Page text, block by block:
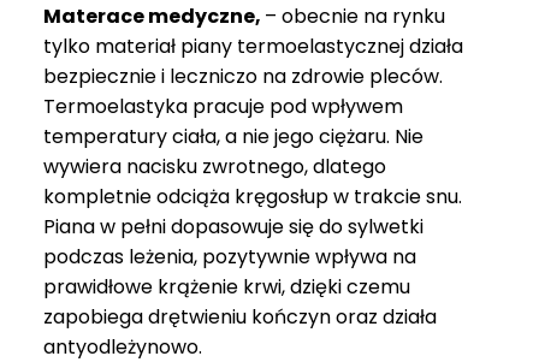
Materace medyczne, – obecnie na rynku
tylko materiał piany termoelastycznej działa
bezpiecznie i leczniczo na zdrowie pleców.
Termoelastyka pracuje pod wpływem
temperatury ciała, a nie jego ciężaru. Nie
wywiera nacisku zwrotnego, dlatego
kompletnie odciąża kręgosłup w trakcie snu.
Piana w pełni dopasowuje się do sylwetki
podczas leżenia, pozytywnie wpływa na
prawidłowe krążenie krwi, dzięki czemu
zapobiega drętwieniu kończyn oraz działa
antyodleżynowo.